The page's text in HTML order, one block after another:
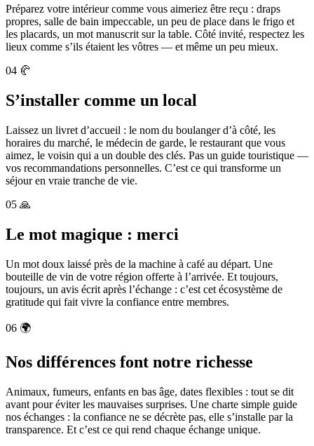
Préparez votre intérieur comme vous aimeriez être reçu : draps
propres, salle de bain impeccable, un peu de place dans le frigo et
les placards, un mot manuscrit sur la table. Côté invité, respectez les
lieux comme s’ils étaient les vôtres — et même un peu mieux.
04 🥐
S’installer comme un local
Laissez un livret d’accueil : le nom du boulanger d’à côté, les
horaires du marché, le médecin de garde, le restaurant que vous
aimez, le voisin qui a un double des clés. Pas un guide touristique —
vos recommandations personnelles. C’est ce qui transforme un
séjour en vraie tranche de vie.
05 🙏
Le mot magique : merci
Un mot doux laissé près de la machine à café au départ. Une
bouteille de vin de votre région offerte à l’arrivée. Et toujours,
toujours, un avis écrit après l’échange : c’est cet écosystème de
gratitude qui fait vivre la confiance entre membres.
06 🌍
Nos différences font notre richesse
Animaux, fumeurs, enfants en bas âge, dates flexibles : tout se dit
avant pour éviter les mauvaises surprises. Une charte simple guide
nos échanges : la confiance ne se décrète pas, elle s’installe par la
transparence. Et c’est ce qui rend chaque échange unique.